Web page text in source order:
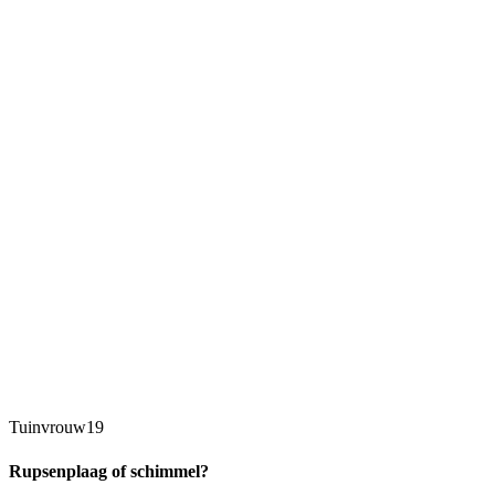
Tuinvrouw19
Rupsenplaag of schimmel?